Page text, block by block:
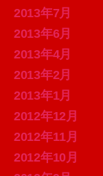
2013年7月
2013年6月
2013年4月
2013年2月
2013年1月
2012年12月
2012年11月
2012年10月